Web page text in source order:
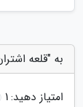
به "قلعه
امتیاز دهید:1